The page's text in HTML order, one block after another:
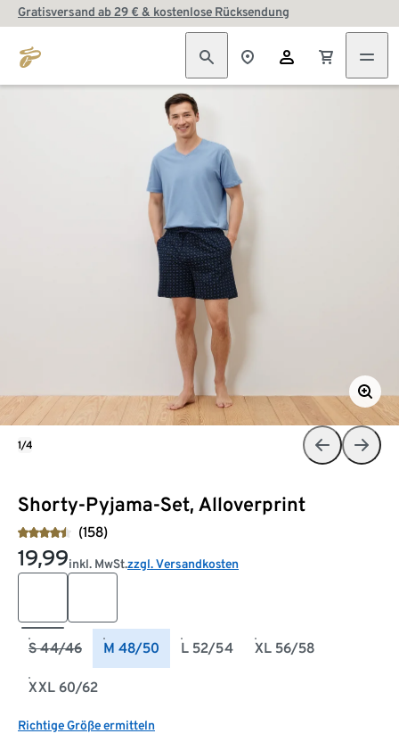
Gratisversand ab 29 € & kostenlose Rücksendung
Shorty-Pyjama-Set, Alloverprint
(158)
19,99inkl. MwSt.zzgl. Versandkosten
S 44/46 M 48/50 L 52/54 XL 56/58
XXL 60/62
Richtige Größe ermitteln
1/4